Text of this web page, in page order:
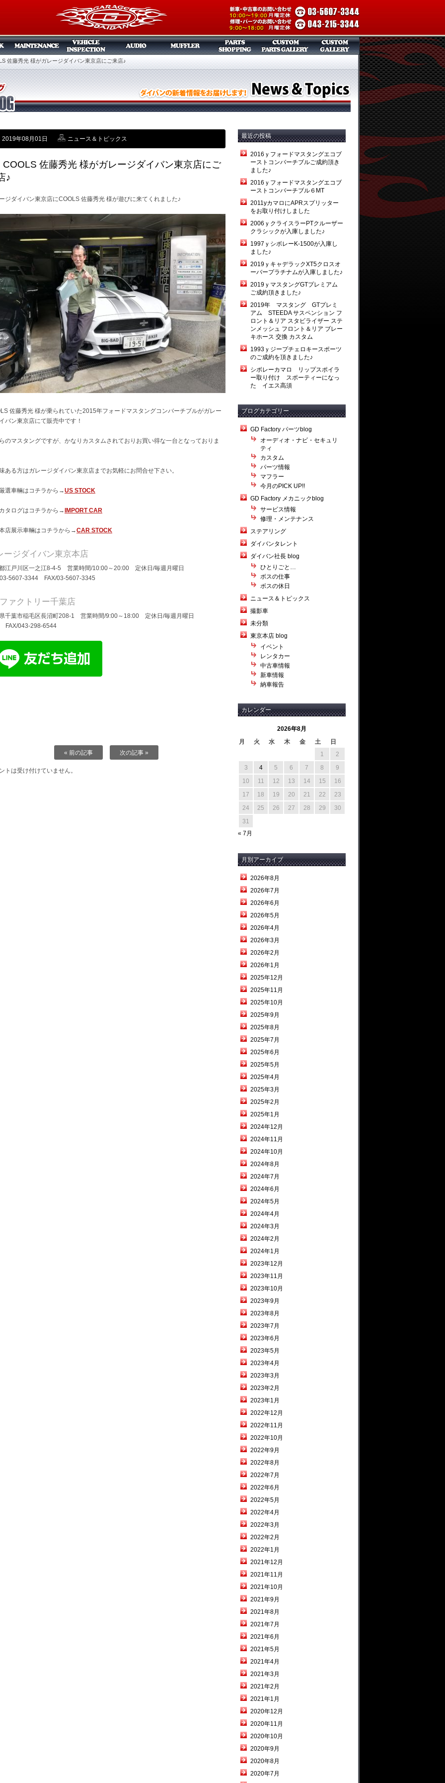
佐藤秀光 様がガレージダイバン東京店にご来店♪
2019年08月01日 ニュース＆トピックス
COOLS 佐藤秀光 様がガレージダイバン東京店にご
♪
ジダイバン東京店にCOOLS 佐藤秀光 様が遊びに来てくれました♪
佐藤秀光 様が乗られていた2015年フォードマスタングコンバーチブルがガレー
バン東京店にて販売中です！
のマスタングですが、かなりカスタムされておりお買い得な一台となっておりま
ある方はガレージダイバン東京店までお気軽にお問合せ下さい。
選車輛はコチラから→US STOCK
タログはコチラから→ IMPORT CAR
店展示車輛はコチラから→CAR STOCK
ージダイバン東京本店
江戸川区一之江8-4-5 営業時間/10:00～20:00 定休日/毎週月曜日
5607-3344 FAX/03-5607-3345
ァクトリー千葉店
千葉市稲毛区長沼町208-1 営業時間/9:00～18:00 定休日/毎週月曜日
FAX/043-298-6544
« 前の記事 次の記事 »
トは受け付けていません。
最近の投稿
2016ｙフォードマスタングエコブ
ーストコンバーチブルご成約頂き
ました♪
2016ｙフォードマスタングエコブ
ーストコンバーチブル６MT
2011yカマロにAPRスプリッター
をお取り付けしました
2006ｙクライスラーPTクルーザー
クラシックが入庫しました♪
1997ｙシボレーK-1500が入庫し
ました♪
2019ｙキャデラックXT5クロスオ
ーバープラチナムが入庫しました♪
2019ｙマスタングGTプレミアム
ご成約頂きました♪
2019年 マスタング GTプレミ
アム STEEDA サスペンション フ
ロント＆リア スタビライザー ステ
ンメッシュ フロント＆リア ブレー
キホース 交換 カスタム
1993ｙジープチェロキースポーツ
のご成約を頂きました♪
シボレーカマロ リップスポイラ
ー取り付け スポーティーになっ
た イエス高須
ブログカテゴリー
GD Factory パーツblog
オーディオ・ナビ・セキュリ
ティ
カスタム
パーツ情報
マフラー
今月のPICK UP!!
GD Factory メカニックblog
サービス情報
修理・メンテナンス
ステアリング
ダイバンタレント
ダイバン社長 blog
ひとりごと…
ボスの仕事
ボスの休日
ニュース＆トピックス
撮影車
未分類
東京本店 blog
イベント
レンタカー
中古車情報
新車情報
納車報告
カレンダー
2026年8月
月
火 水 木 金 土
日
1
2
3
4 5 6 7 8
9
10
11 12 13 14 15
16
17
18 19 20 21 22
23
24
25 26 27 28 29
30
31
« 7月
月別アーカイブ
2026年8月
2026年7月
2026年6月
2026年5月
2026年4月
2026年3月
2026年2月
2026年1月
2025年12月
2025年11月
2025年10月
2025年9月
2025年8月
2025年7月
2025年6月
2025年5月
2025年4月
2025年3月
2025年2月
2025年1月
2024年12月
2024年11月
2024年10月
2024年8月
2024年7月
2024年6月
2024年5月
2024年4月
2024年3月
2024年2月
2024年1月
2023年12月
2023年11月
2023年10月
2023年9月
2023年8月
2023年7月
2023年6月
2023年5月
2023年4月
2023年3月
2023年2月
2023年1月
2022年12月
2022年11月
2022年10月
2022年9月
2022年8月
2022年7月
2022年6月
2022年5月
2022年4月
2022年3月
2022年2月
2022年1月
2021年12月
2021年11月
2021年10月
2021年9月
2021年8月
2021年7月
2021年6月
2021年5月
2021年4月
2021年3月
2021年2月
2021年1月
2020年12月
2020年11月
2020年10月
2020年9月
2020年8月
2020年7月